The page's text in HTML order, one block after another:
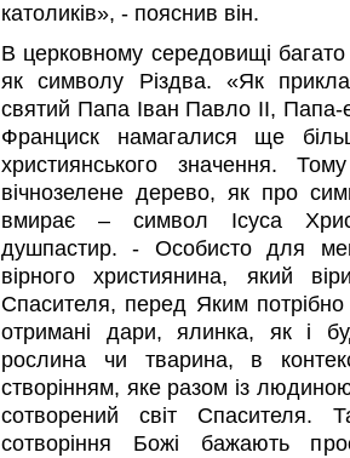
католиків», - пояснив він.
В церковному середовищі багато
як символу Різдва. «Як
святий Папа Іван Павло ІІ,
Франциск намагалися ще
християнського значення.
вічнозелене дерево, як про
вмирає – символ Ісуса
душпастир. - Особисто для
вірного християнина, який
Спасителя, перед Яким
отримані дари, ялинка, як і
рослина чи тварина, в
створінням, яке разом із
сотворений світ
сотворіння Божі бажають